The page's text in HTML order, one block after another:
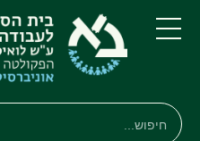
תפריט
חיפוש
Search